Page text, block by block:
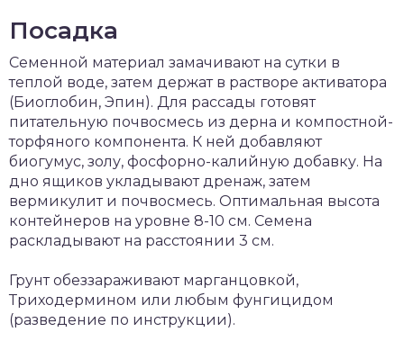
Посадка
Семенной материал замачивают на сутки в
теплой воде, затем держат в растворе активатора
(Биоглобин, Эпин). Для рассады готовят
питательную почвосмесь из дерна и компостной-
торфяного компонента. К ней добавляют
биогумус, золу, фосфорно-калийную добавку. На
дно ящиков укладывают дренаж, затем
вермикулит и почвосмесь. Оптимальная высота
контейнеров на уровне 8-10 см. Семена
раскладывают на расстоянии 3 см.
Грунт обеззараживают марганцовкой,
Триходермином или любым фунгицидом
(разведение по инструкции).